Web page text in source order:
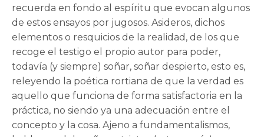
recuerda en fondo al espíritu que evocan algunos
de estos ensayos por jugosos. Asideros, dichos
elementos o resquicios de la realidad, de los que
recoge el testigo el propio autor para poder,
todavía (y siempre) soñar, soñar despierto, esto es,
releyendo la poética rortiana de que la verdad es
aquello que funciona de forma satisfactoria en la
práctica, no siendo ya una adecuación entre el
concepto y la cosa. Ajeno a fundamentalismos,